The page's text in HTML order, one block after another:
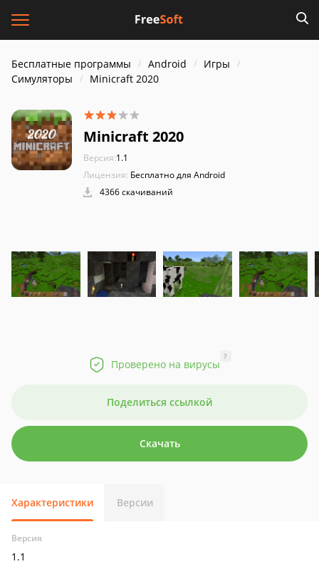
Бесплатные программы Android
Игры
Симуляторы
Minicraft 2020
Minicraft 2020
Версия:1.1
Лицензия: Бесплатно для Android
4366 скачиваний
Проверено на вирусы
?
Поделиться ссылкой
Скачать
Характеристики Версии
Версия
1.1